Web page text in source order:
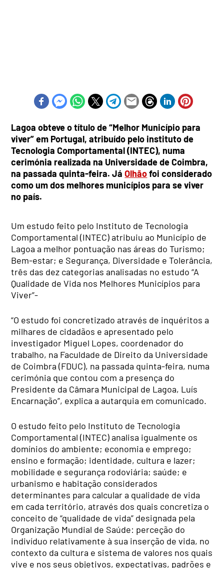
Lagoa obteve o título de “Melhor Município para
viver” em Portugal, atribuído pelo instituto de
Tecnologia Comportamental (INTEC), numa
cerimónia realizada na Universidade de Coimbra,
na passada quinta-feira. JáOlhãofoi considerado
como um dos melhores municípios para se viver
no país.
Um estudo feito pelo Instituto de Tecnologia
Comportamental (INTEC) atribuiu ao Município de
Lagoa a melhor pontuação nas áreas do Turismo;
Bem-estar; e Segurança, Diversidade e Tolerância,
três das dez categorias analisadas no estudo “A
Qualidade de Vida nos Melhores Municípios para
Viver”-
“O estudo foi concretizado através de inquéritos a
milhares de cidadãos e apresentado pelo
investigador Miguel Lopes, coordenador do
trabalho, na Faculdade de Direito da Universidade
de Coimbra (FDUC), na passada quinta-feira, numa
cerimónia que contou com a presença do
Presidente da Câmara Municipal de Lagoa, Luís
Encarnação”, explica a autarquia em comunicado.
O estudo feito pelo Instituto de Tecnologia
Comportamental (INTEC) analisa igualmente os
domínios do ambiente; economia e emprego;
ensino e formação; identidade, cultura e lazer;
mobilidade e segurança rodoviária; saúde; e
urbanismo e habitação considerados
determinantes para calcular a qualidade de vida
em cada território, através dos quais concretiza o
conceito de “qualidade de vida” designada pela
Organização Mundial de Saúde: perceção do
indivíduo relativamente à sua inserção de vida, no
contexto da cultura e sistema de valores nos quais
vive e nos seus objetivos, expectativas, padrões e